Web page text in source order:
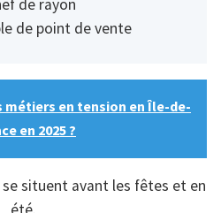
de rayon
de point de vente
métiers en tension en Île-de-
en 2025 ?
situent avant les fêtes et en
été.